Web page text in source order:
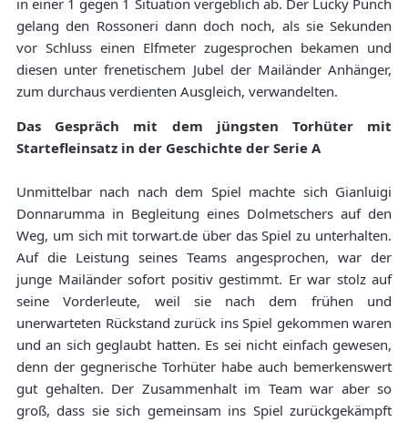
in einer 1 gegen 1 Situation vergeblich ab. Der Lucky Punch
gelang den Rossoneri dann doch noch, als sie Sekunden
vor Schluss einen Elfmeter zugesprochen bekamen und
diesen unter frenetischem Jubel der Mailänder Anhänger,
zum durchaus verdienten Ausgleich, verwandelten.
Das Gespräch mit dem jüngsten Torhüter mit
Startefleinsatz in der Geschichte der Serie A
Unmittelbar nach nach dem Spiel machte sich Gianluigi
Donnarumma in Begleitung eines Dolmetschers auf den
Weg, um sich mit torwart.de über das Spiel zu unterhalten.
Auf die Leistung seines Teams angesprochen, war der
junge Mailänder sofort positiv gestimmt. Er war stolz auf
seine Vorderleute, weil sie nach dem frühen und
unerwarteten Rückstand zurück ins Spiel gekommen waren
und an sich geglaubt hatten. Es sei nicht einfach gewesen,
denn der gegnerische Torhüter habe auch bemerkenswert
gut gehalten. Der Zusammenhalt im Team war aber so
groß, dass sie sich gemeinsam ins Spiel zurückgekämpft